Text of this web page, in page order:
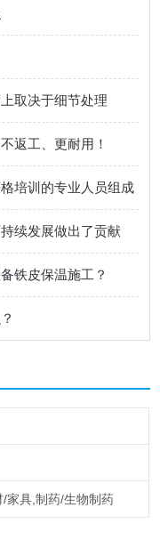
取决于细节处理
返工、更耐用！
培训的专业人员组成
续发展做出了贡献
铁皮保温施工？
家具,制药/生物制药